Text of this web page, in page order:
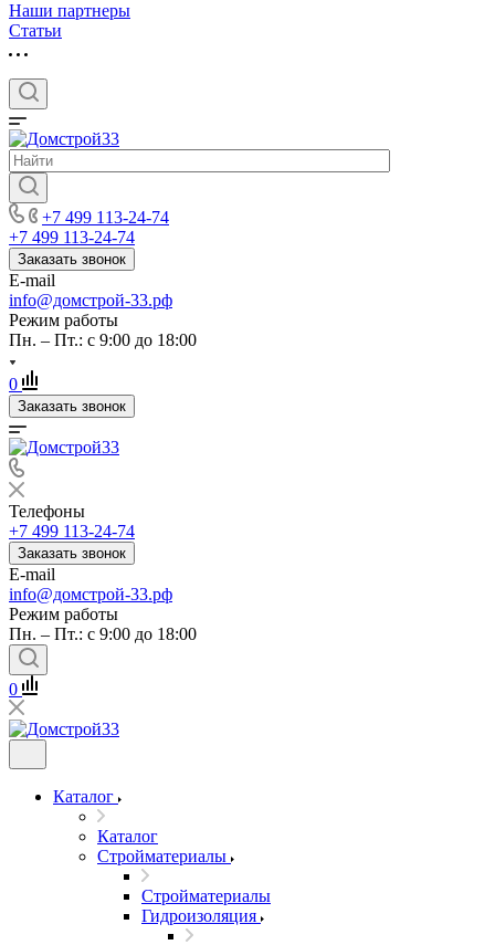
Наши партнеры
Статьи
+7 499 113-24-74
+7 499 113-24-74
Заказать звонок
E-mail
info@домстрой-33.рф
Режим работы
Пн. – Пт.: с 9:00 до 18:00
0
Заказать звонок
Телефоны
+7 499 113-24-74
Заказать звонок
E-mail
info@домстрой-33.рф
Режим работы
Пн. – Пт.: с 9:00 до 18:00
0
Каталог
Каталог
Стройматериалы
Стройматериалы
Гидроизоляция